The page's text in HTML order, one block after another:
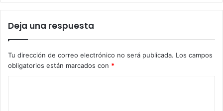
Deja una respuesta
Tu dirección de correo electrónico no será publicada. Los campos
obligatorios están marcados con *